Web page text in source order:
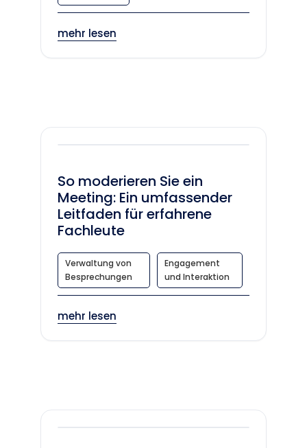
mehr lesen
So moderieren Sie ein
Meeting: Ein umfassender
Leitfaden für erfahrene
Fachleute
Verwaltung von
Besprechungen
Engagement
und Interaktion
mehr lesen